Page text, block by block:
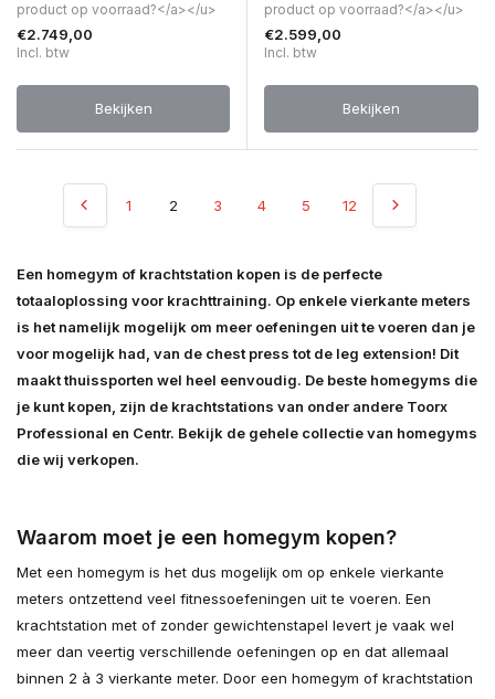
product op voorraad?</a></u>
€2.749,00
Incl. btw
Bekijken
product op voorraad?</a></u>
€2.599,00
Incl. btw
Bekijken
1 2 3 4 5 12
Een homegym of krachtstation kopen is de perfecte
totaaloplossing voor krachttraining. Op enkele vierkante meters
is het namelijk mogelijk om meer oefeningen uit te voeren dan je
voor mogelijk had, van de chest press tot de leg extension! Dit
maakt thuissporten wel heel eenvoudig. De beste homegyms die
je kunt kopen, zijn de krachtstations van onder andere Toorx
Professional en Centr. Bekijk de gehele collectie van homegyms
die wij verkopen.
Waarom moet je een homegym kopen?
Met een homegym is het dus mogelijk om op enkele vierkante
meters ontzettend veel fitnessoefeningen uit te voeren. Een
krachtstation met of zonder gewichtenstapel levert je vaak wel
meer dan veertig verschillende oefeningen op en dat allemaal
binnen 2 à 3 vierkante meter. Door een homegym of krachtstation